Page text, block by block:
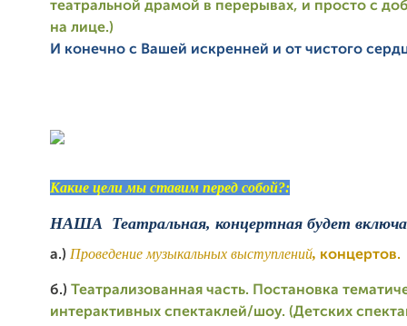
театральной драмой в перерывах, и просто с
на лице.)
И конечно с Вашей искренней и от чистого
Какие цели мы ставим перед собой?:
НАША Театральная, концертная будет
а.) Проведение музыкальных выступлений, концертов.
б.) Театрализованная часть. Постановка
интерактивных спектаклей/шоу. (Детских